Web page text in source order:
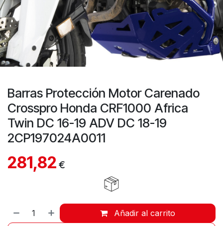
Barras Protección Motor Carenado
Crosspro Honda CRF1000 Africa
Twin DC 16-19 ADV DC 18-19
2CP197024A0011
281,82 €
Añadir al carrito